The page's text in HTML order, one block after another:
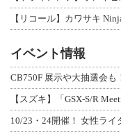
【リコール】カワサキ
イベント情報
CB750F 展示や大抽選会
【スズキ】「GSX-S/R
10/23・24開催！ 女性ラ